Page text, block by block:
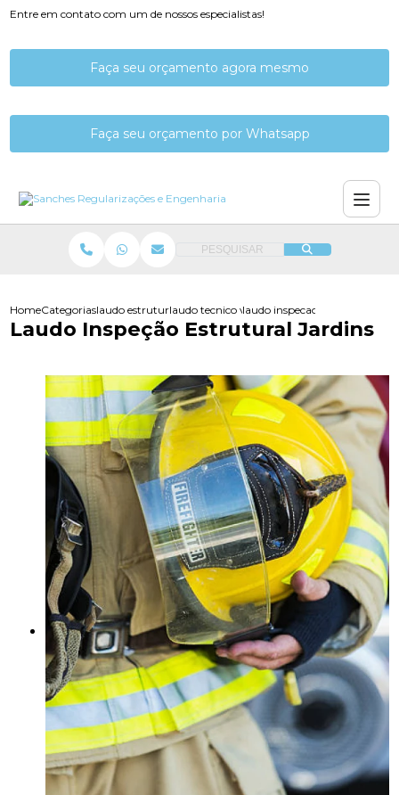
Entre em contato com um de nossos especialistas!
Faça seu orçamento agora mesmo
Faça seu orçamento por Whatsapp
PESQUISAR
HomeCategoriaslaudo estruturallaudo tecnico verificacao estrutural
laudo inspecao estrutural
Laudo Inspeção Estrutural Jardins